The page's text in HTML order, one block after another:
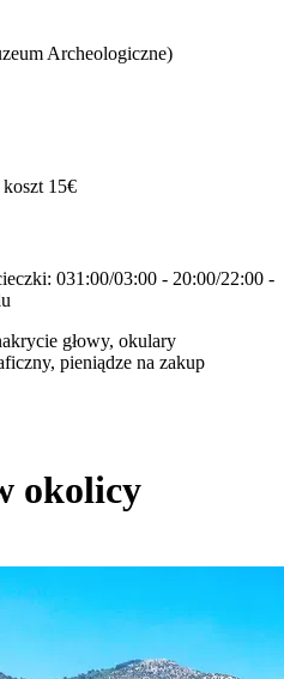
Archeologiczne)
15€
031:00/03:00 - 20:00/22:00 -
głowy, okulary
pieniądze na zakup
okolicy